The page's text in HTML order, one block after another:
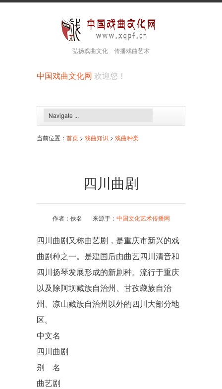
弘扬戏曲文化 传播戏曲艺术
中国戏曲文化网 欢迎您！
当前位置： 首页 > 戏曲知识 > 戏曲种类
四川曲剧
作者：佚名 来源于： 中国文化艺术传播网
四川曲剧又称曲艺剧，是重庆市新兴的戏
曲剧种之一。是建国后由曲艺四川清音和
四川扬琴发展形成的新剧种。流行于重庆
以及除阿坝藏族自治州、甘孜藏族自治
州、凉山藏族自治州以外的四川大部分地
区。
中文名
四川曲剧
别 名
曲艺剧